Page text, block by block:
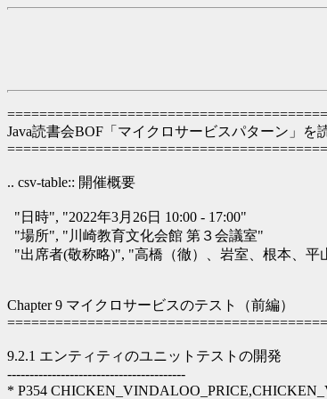
Java読書会BOF「マイクロサービスパターン」を
.. csv-table:: 開催概要
"日時", "2022年3月26日 10:00 - 17:00"
"場所", "川崎教育文化会館 第３会議室"
"出席者(敬称略)", "高橋（徹）、岩室、根本、
Chapter 9 マイクロサービスのテスト（前編）
9.2.1 エンティティのユニットテストの開発
----------------------------------------
* P354